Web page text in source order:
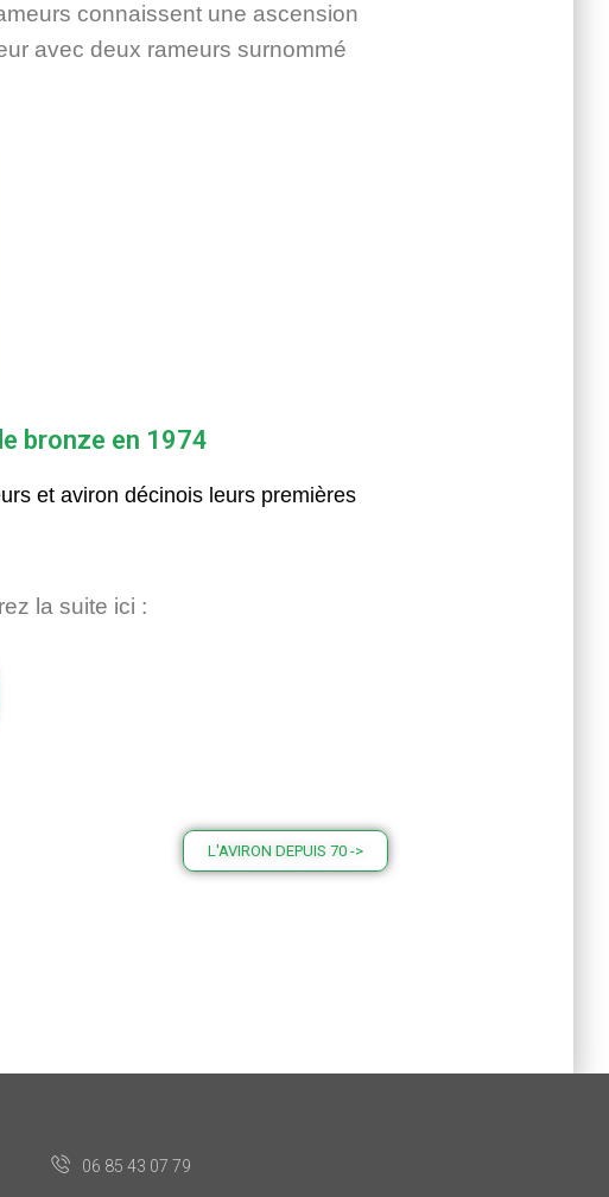
connaissent une ascension
avec deux rameurs surnommé
bronze en 1974
et aviron décinois leurs premières
la suite ici :
L'AVIRON DEPUIS 70 ->
06 85 43 07 79